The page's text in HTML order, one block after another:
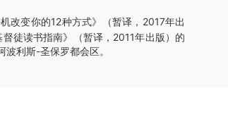
改变你的12种方式》（暂译，2017年出
徒读书指南》（暂译，2011年出版）的
利斯-圣保罗都会区。